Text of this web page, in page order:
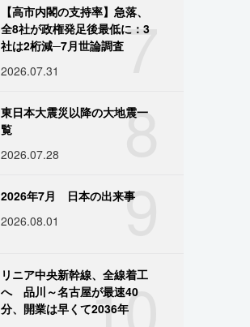
7
【高市内閣の支持率】急落、
全8社が政権発足後最低に：3
社は2桁減─7月世論調査
2026.07.31
8
東日本大震災以降の大地震一
覧
2026.07.28
9
2026年7月 日本の出来事
2026.08.01
10
リニア中央新幹線、全線着工
へ 品川～名古屋が最速40
分、開業は早くて2036年